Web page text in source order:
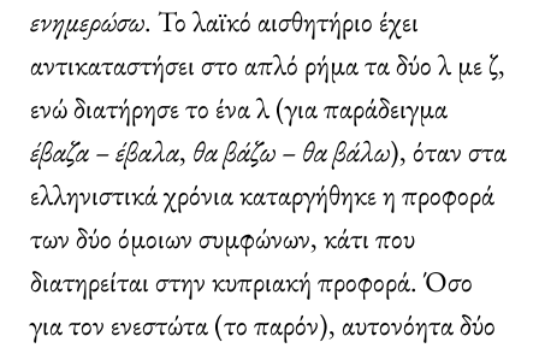
ενημερώσω. Το λαϊκό αισθητήριο έχει
αντικαταστήσει στο απλό ρήμα τα δύο λ με ζ,
ενώ διατήρησε το ένα λ (για παράδειγμα
έβαζα – έβαλα, θα βάζω – θα βάλω), όταν στα
ελληνιστικά χρόνια καταργήθηκε η προφορά
των δύο όμοιων συμφώνων, κάτι που
διατηρείται στην κυπριακή προφορά. Όσο
για τον ενεστώτα (το παρόν), αυτονόητα δύο